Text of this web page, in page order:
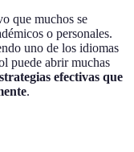
que muchos se
o personales.
uno de los idiomas
puede abrir muchas
efectivas que
.